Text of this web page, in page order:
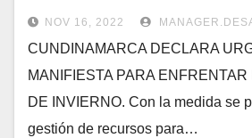
INVIERNO.
NOV 16, 2022
CUNDINAMARCA DECLARA
MANIFIESTA PARA
DE INVIERNO. Con la medida se
gestión de recursos para…